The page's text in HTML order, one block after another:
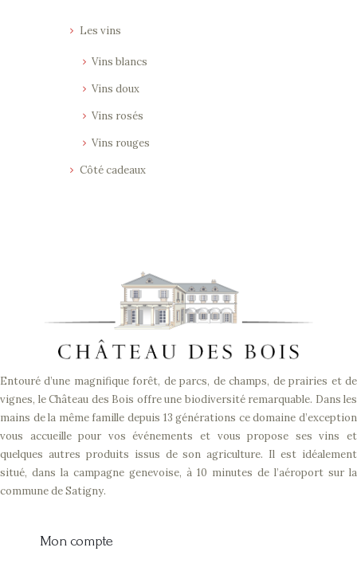
Les vins
Vins blancs
Vins doux
Vins rosés
Vins rouges
Côté cadeaux
Entouré d’une magnifique forêt, de parcs, de champs, de prairies et de
vignes, le Château des Bois offre une biodiversité remarquable. Dans les
mains de la même famille depuis 13 générations ce domaine d’exception
vous accueille pour vos événements et vous propose ses vins et
quelques autres produits issus de son agriculture. Il est idéalement
situé, dans la campagne genevoise, à 10 minutes de l’aéroport sur la
commune de Satigny.
Mon compte